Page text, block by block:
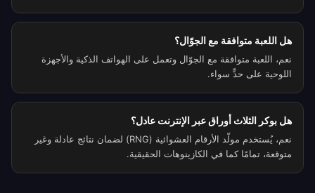
هل اللعبة متوافقة مع الجوّال؟
نعم، اللعبة متوافقة مع الجوّال وتعمل على الهواتف الذكية والأجهزة
اللوحية على حدٍّ سواء.
هل بوكر الثلاث أوراق عبر الإنترنت عادل؟
نعم، يُستخدم مولّد الأرقام العشوائية (RNG) لضمان نتائج عادلة وغير
متوقعة، تمامًا كما في الكازينوهات الحقيقية.